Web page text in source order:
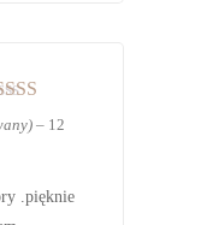
5
5
– 12
.pięknie